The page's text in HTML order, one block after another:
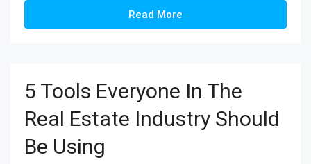
Read More
5 Tools Everyone In The
Real Estate Industry Should
Be Using